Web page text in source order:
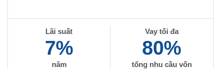
Lãi suất
7%
năm
Vay tối đa
80%
tổng nhu cầu vốn